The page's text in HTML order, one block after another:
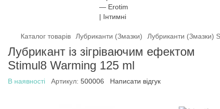
Каталог товарів Лубриканти (Змазки) Лубриканти (Змазки)
Лубрикант із зігріваючим ефектом
Stimul8 Warming 125 ml
В наявності Артикул: 500006 Написати відгук